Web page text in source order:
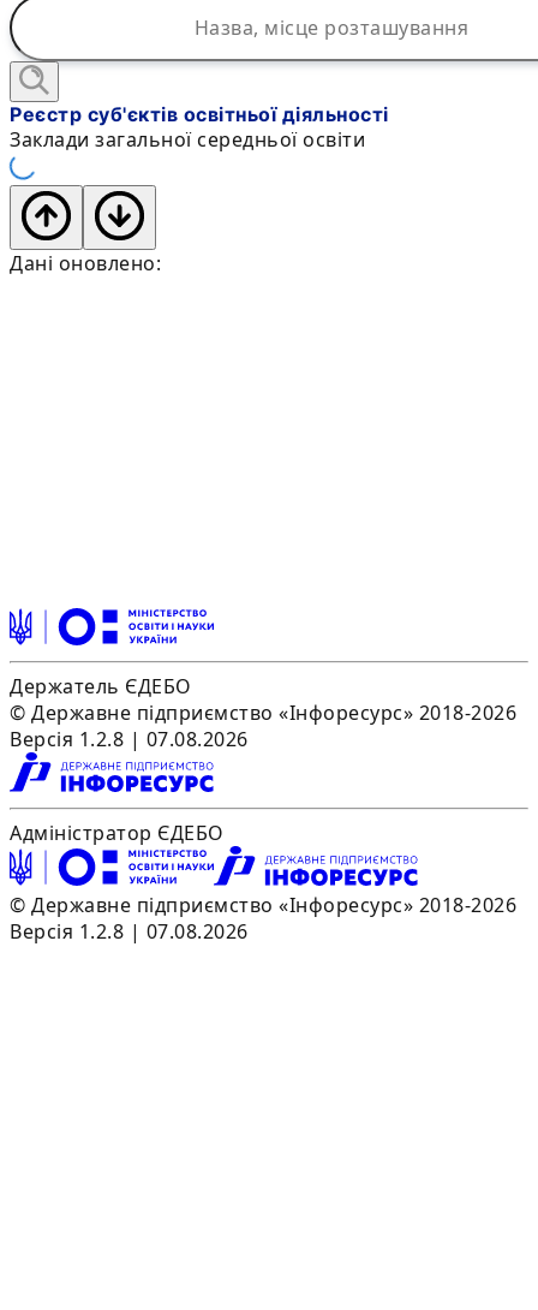
Реєстр суб'єктів освітньої діяльності
Заклади загальної середньої освіти
Дані оновлено:
Держатель ЄДЕБО
© Державне підприємство «Інфоресурс» 2018-2026
Версія 1.2.8 | 07.08.2026
Адміністратор ЄДЕБО
© Державне підприємство «Інфоресурс» 2018-2026
Версія 1.2.8 | 07.08.2026